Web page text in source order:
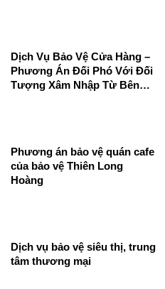
Dịch Vụ Bảo Vệ Cửa Hàng –
Phương Án Đối Phó Với Đối
Tượng Xâm Nhập Từ Bên
Phương án bảo vệ quán cafe
của bảo vệ Thiên Long
Hoàng
Dịch vụ bảo vệ siêu thị, trung
tâm thương mại